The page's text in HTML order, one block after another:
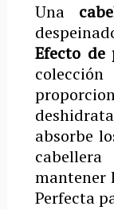
Una
Efecto de
colección
absorbe
mantener
Perfecta